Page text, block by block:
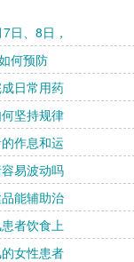
日、8日，
何预防
日常用药
坚持规律
作息和运
易波动吗
能辅助治
者饮食上
女性患者